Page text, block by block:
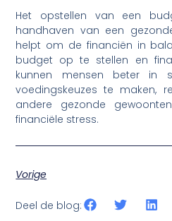
Het opstellen van een
handhaven van een
helpt om de financiën in
budget op te stellen en
kunnen mensen beter in
voedingskeuzes te maken,
andere gezonde
financiële stress.
Vorige
Deel de blog: